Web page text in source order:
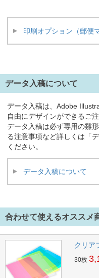
印刷オプション（郵便
データ入稿について
データ入稿は、Adobe
自由にデザインができるご注
データ入稿は必ず専用の雛
る注意事項など詳しくは「
ください。
データ入稿について
合わせて使えるオススメ
クリア
30枚